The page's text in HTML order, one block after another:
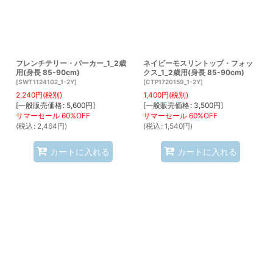
フレンチテリー・パーカー_1_2歳
用(身長 85-90cm)
[SWT1124102_1-2Y]
2,240円(税別)
[一般販売価格: 5,600円]
(税込 : 2,464円)
カートに入れる
ネイビーモスリントップ・フォッ
クス_1_2歳用(身長 85-90cm)
[CTP1720159_1-2Y]
1,400円(税別)
[一般販売価格: 3,500円]
(税込 : 1,540円)
カートに入れる